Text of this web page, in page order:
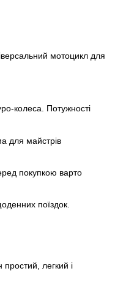
мотоцикл для
колеса. Потужності
для майстрів
покупкою варто
поїздок.
легкий і